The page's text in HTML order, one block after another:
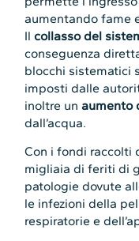
aumentando fame
Ilcollasso del
conseguenza
blocchi sistematici
imposti dalle
inoltre un aumento
dall’acqua.
Con i fondi raccolti
migliaia di feriti di
patologie dovute
le infezioni della
respiratorie e